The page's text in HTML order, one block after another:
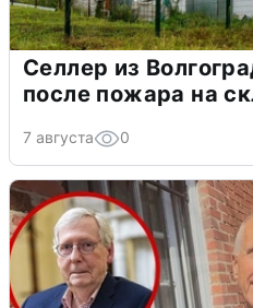
Селлер из
после пожара на
7 августа 0